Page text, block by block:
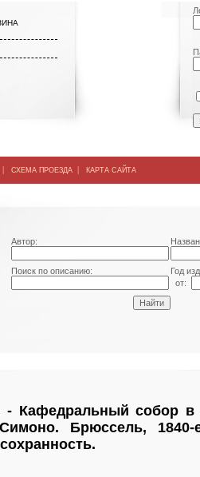
| СХЕМА ПРОЕЗДА | КАРТА САЙТА
Автор:
Поиск по описанию:
Год
от:
- Кафедральный собор
Брюссель,